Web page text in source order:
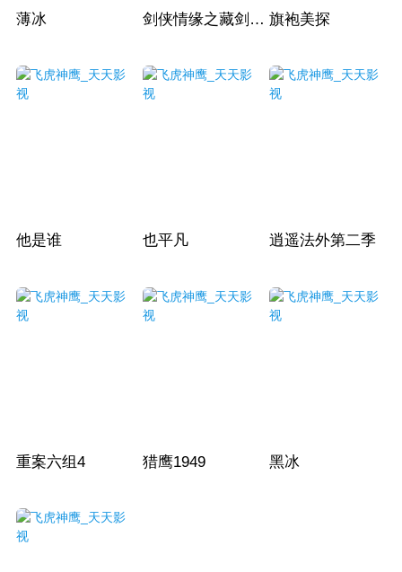
薄冰 剑侠情缘之藏剑山庄 旗袍美探
他是谁 也平凡 逍遥法外第二季
重案六组4 猎鹰1949 黑冰